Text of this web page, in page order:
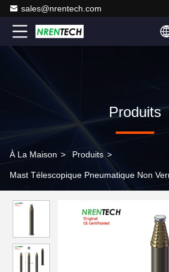
sales@nrentech.com
Produits
À La Maison > Produits >
Mast Télescopique Pneumatique Non
pneumatiques non verrouillables